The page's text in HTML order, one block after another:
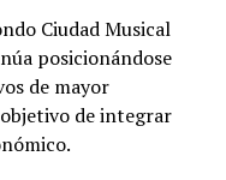
Ciudad Musical
posicionándose
de mayor
de integrar